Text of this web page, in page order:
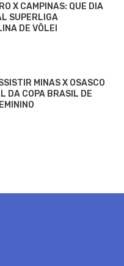
X CAMPINAS: QUE DIA
SUPERLIGA
DE VÔLEI
MINAS X OSASCO
DA COPA BRASIL DE